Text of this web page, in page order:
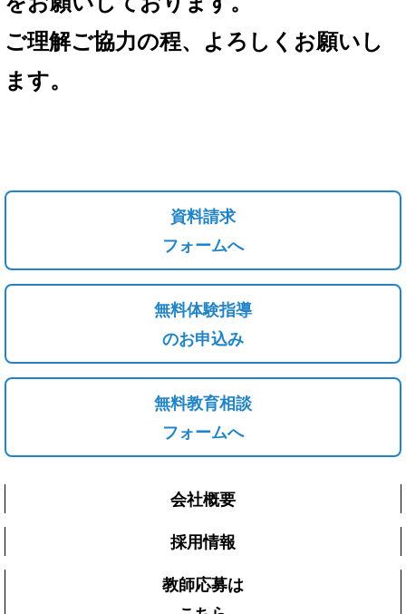
ご理解ご協力の程、
よろしくお願いし
ます。
資料請求
フォームへ
無料体験指導
のお申込み
無料教育相談
フォームへ
会社概要
採用情報
教師応募は